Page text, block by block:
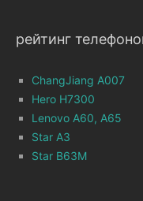
рейтинг
ChangJiang A007
Hero H7300
Lenovo A60, A65
Star A3
Star B63M